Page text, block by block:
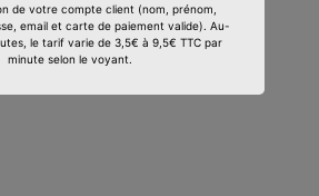
de votre compte client (nom, prénom,
email et carte de paiement valide). Au-
le tarif varie de 3,5€ à 9,5€ TTC par
minute selon le voyant.